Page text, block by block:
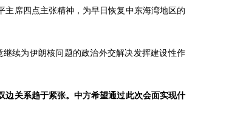
席四点主张精神，为早日恢复中东海湾地区的
续为伊朗核问题的政治外交解决发挥建设性作
边关系趋于紧张。中方希望通过此次会面实现什